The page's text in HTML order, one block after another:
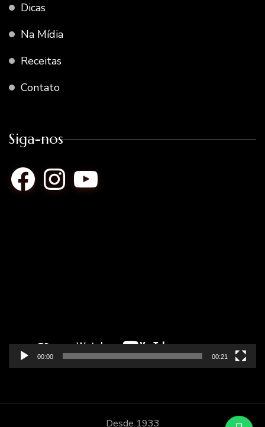
Dicas
Na Mídia
Receitas
Contato
Siga-nos
FacebookInstagramYouTube
00:00 00:21
Desde 1933